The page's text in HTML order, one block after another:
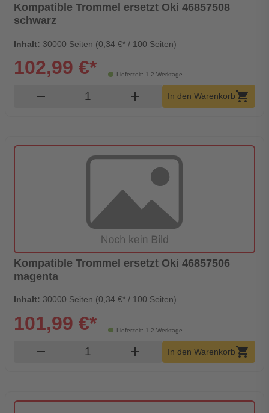
Kompatible Trommel ersetzt Oki 46857508
schwarz
Inhalt: 30000 Seiten (0,34 €* / 100 Seiten)
Lieferzeit: 1-2 Werktage
102,99 €*
remove Produkt Warenkorb Menge
add In den Warenkorbshopping_cart
Kompatible Trommel ersetzt Oki 46857506
magenta
Inhalt: 30000 Seiten (0,34 €* / 100 Seiten)
Lieferzeit: 1-2 Werktage
101,99 €*
remove Produkt Warenkorb Menge
add In den Warenkorb shopping_cart